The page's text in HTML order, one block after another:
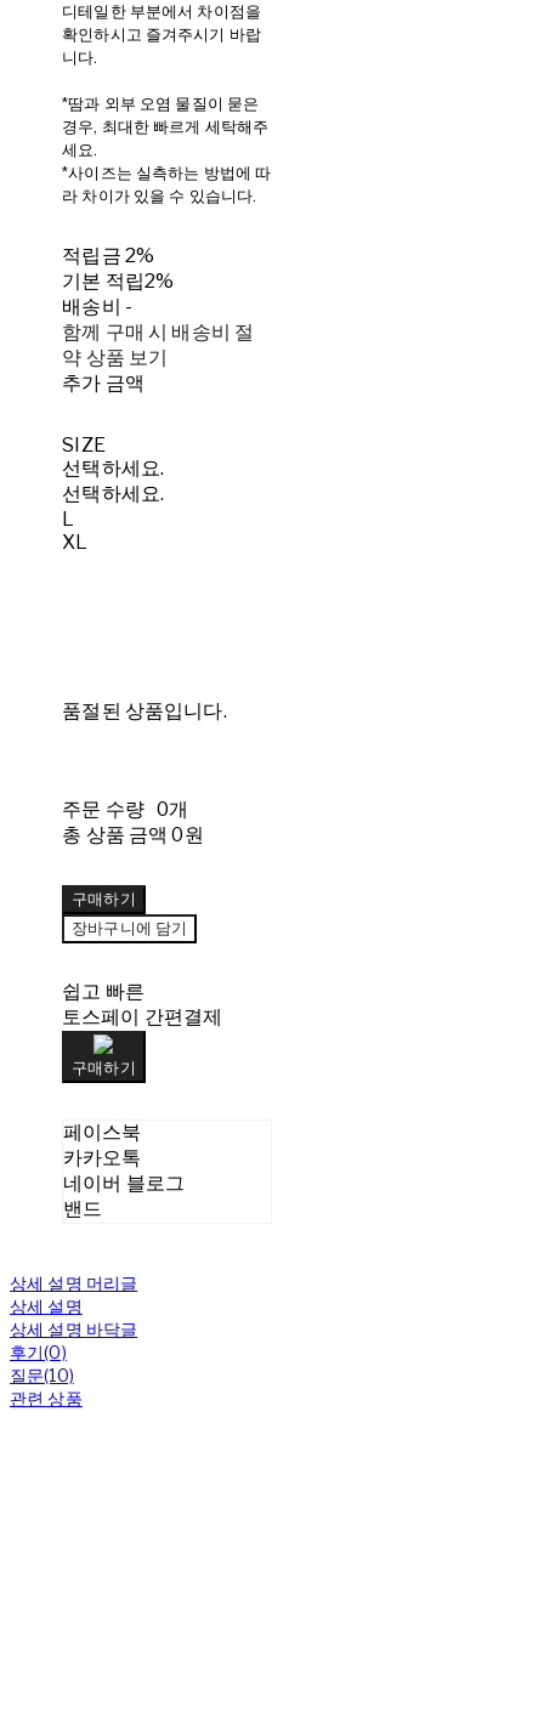
디테일한 부분에서 차이점을
확인하시고 즐겨주시기 바랍
니다.
*땀과 외부 오염 물질이 묻은
경우, 최대한 빠르게 세탁해주
세요.
*사이즈는 실측하는 방법에 따
라 차이가 있을 수 있습니다.
적립금 2%
기본 적립2%
배송비 -
함께 구매 시 배송비 절
약 상품 보기
추가 금액
SIZE
선택하세요.
선택하세요.
L
XL
품절된 상품입니다.
주문 수량 0개
총 상품 금액 0원
구매하기
장바구니에 담기
쉽고 빠른
토스페이 간편결제
구매하기
페이스북
카카오톡
네이버 블로그
밴드
상세 설명 머리글
상세 설명
상세 설명 바닥글
후기(0)
질문(10)
관련 상품